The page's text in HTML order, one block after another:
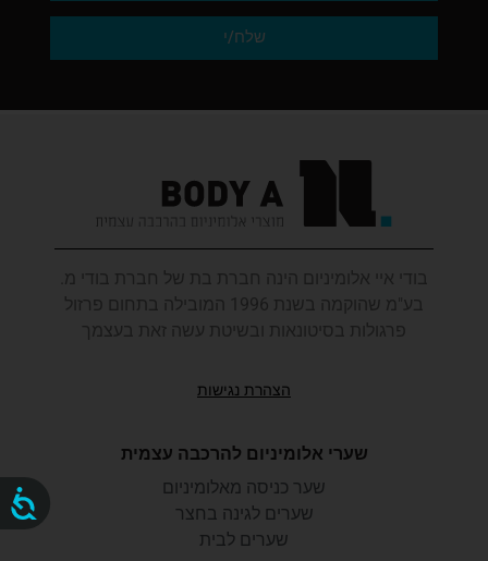
שלח/י
בודי איי אלומיניום הינה חברת בת של חברת בודי מ.
בע"מ שהוקמה בשנת 1996 המובילה בתחום פרזול
פרגולות בסיטונאות ובשיטת עשה זאת בעצמך
הצהרת נגישות
שערי אלומיניום להרכבה עצמית
שער כניסה מאלומיניום
שערים לגינה בחצר
שערים לבית